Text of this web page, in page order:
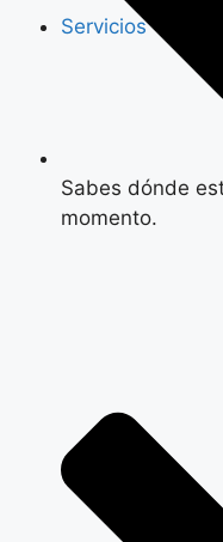
Servicios
Sabes dónde
momento.